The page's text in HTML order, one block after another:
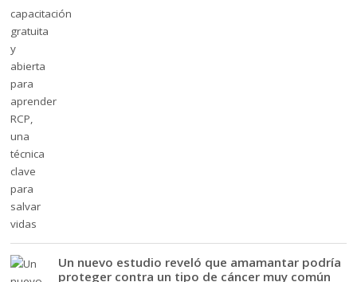
Un nuevo estudio reveló que amamantar podría
proteger contra un tipo de cáncer muy común